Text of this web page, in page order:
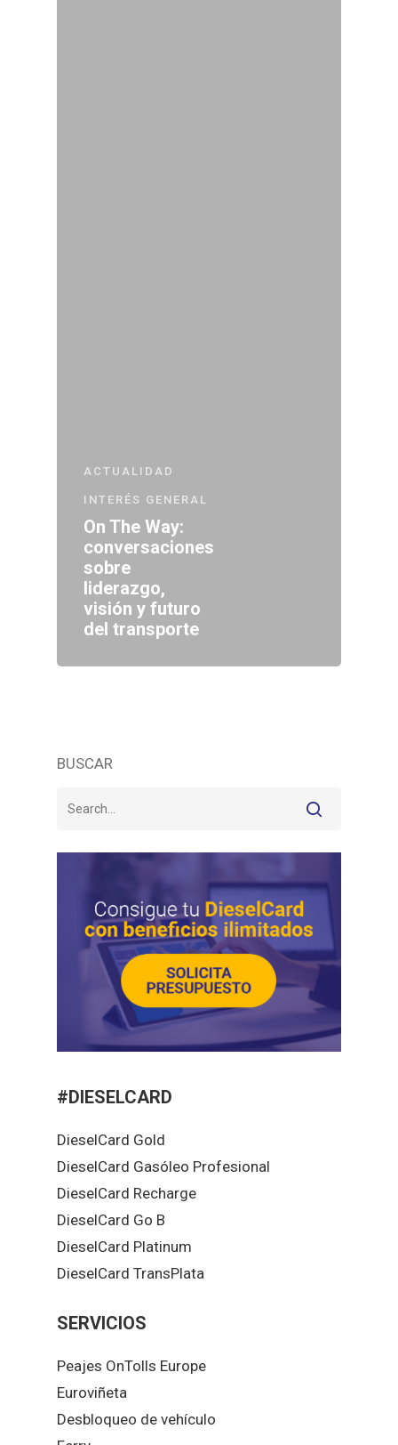
ACTUALIDAD
INTERÉS GENERAL
On The Way:
conversaciones
sobre
liderazgo,
visión y futuro
del transporte
BUSCAR
#DIESELCARD
DieselCard Gold
DieselCard Gasóleo Profesional
DieselCard Recharge
DieselCard Go B
DieselCard Platinum
DieselCard TransPlata
SERVICIOS
Peajes OnTolls Europe
Euroviñeta
Desbloqueo de vehículo